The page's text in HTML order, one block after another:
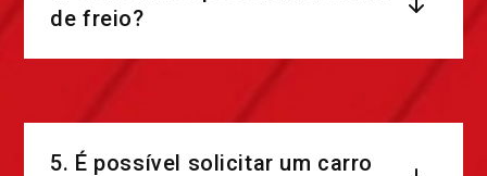
de freio?
5. É possível solicitar um carro